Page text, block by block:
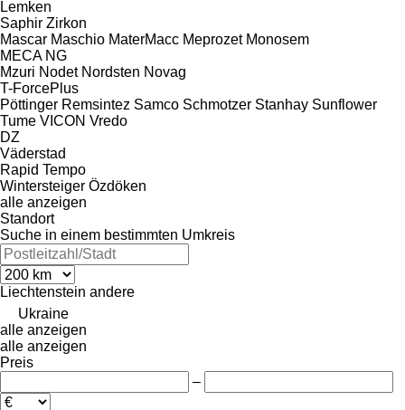
Lemken
Saphir Zirkon
Mascar Maschio MaterMacc Meprozet Monosem
MECA NG
Mzuri Nodet Nordsten Novag
T-ForcePlus
Pöttinger Remsintez Samco Schmotzer Stanhay Sunflower
Tume VICON Vredo
DZ
Väderstad
Rapid Tempo
Wintersteiger Özdöken
alle anzeigen
Standort
Suche in einem bestimmten Umkreis
Liechtenstein andere
Ukraine
alle anzeigen
alle anzeigen
Preis
–